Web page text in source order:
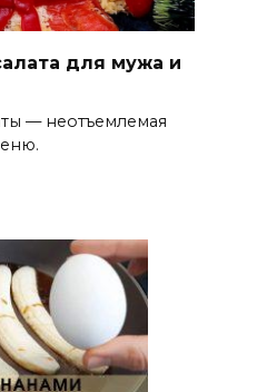
для мужа и
— неотъемлемая